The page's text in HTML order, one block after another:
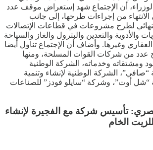
أن الإجتماع شهد إستعراض موقف عدد
من إجراءات طرحها، إلى جانب
لطرح مشروعات في قطاعات الإتصالات
والأدوية والتعدين والبترول والغاز والسياحة
وغيرها. وأضاف أن الإجتماع تناول أيضا
من شركات القوات المسلحة، ومنها
ومشتقاته وخدماته، الشركة الوطنية
“صافي”، الشركة الوطنية لإنشاء وتنمية
“شل أوت”، وشركة “سايلو فودز” للصناعات
تأسيس شركة مع الفجيرة لإنشاء
الخام